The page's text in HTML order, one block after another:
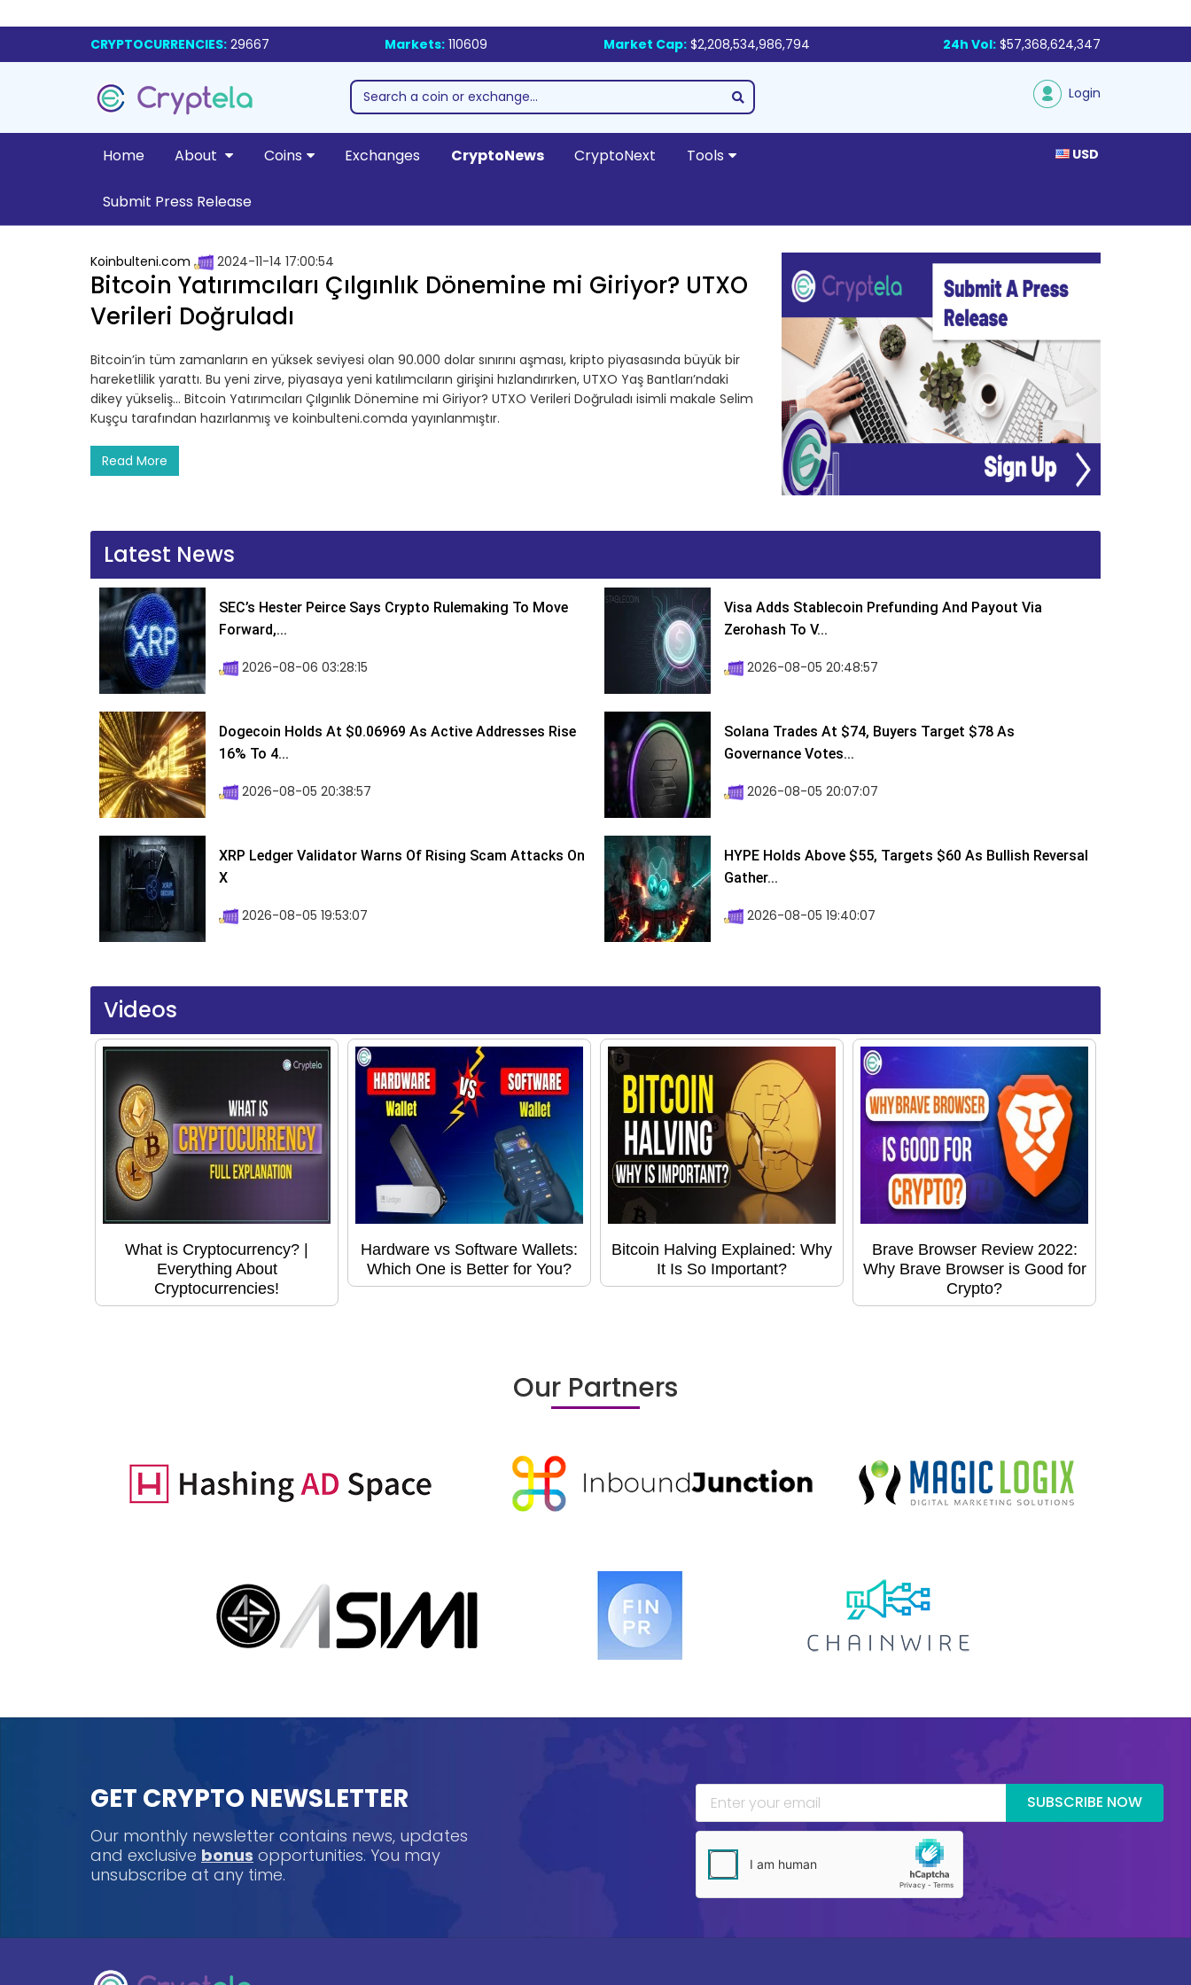
CRYPTOCURRENCIES: 29667 Markets: 110609 Market Cap: $2,208,534,986,794 24h Vol: $57,368,624,347
Login
Home About Coins Exchanges CryptoNews CryptoNext Tools
Submit Press Release
USD
Koinbulteni.com 2024-11-14 17:00:54
Bitcoin Yatırımcıları Çılgınlık Dönemine mi Giriyor? UTXO
Verileri Doğruladı
Bitcoin’in tüm zamanların en yüksek seviyesi olan 90.000 dolar sınırını aşması, kripto piyasasında büyük bir
hareketlilik yarattı. Bu yeni zirve, piyasaya yeni katılımcıların girişini hızlandırırken, UTXO Yaş Bantları’ndaki
dikey yükseliş… Bitcoin Yatırımcıları Çılgınlık Dönemine mi Giriyor? UTXO Verileri Doğruladı isimli makale Selim
Kuşçu tarafından hazırlanmış ve koinbulteni.comda yayınlanmıştır.
Read More
Latest News
SEC’s Hester Peirce Says Crypto Rulemaking To Move
Forward,...
2026-08-06 03:28:15
Visa Adds Stablecoin Prefunding And Payout Via
Zerohash To V...
2026-08-05 20:48:57
Dogecoin Holds At $0.06969 As Active Addresses Rise
16% To 4...
2026-08-05 20:38:57
Solana Trades At $74, Buyers Target $78 As
Governance Votes...
2026-08-05 20:07:07
XRP Ledger Validator Warns Of Rising Scam Attacks On
X
2026-08-05 19:53:07
HYPE Holds Above $55, Targets $60 As Bullish Reversal
Gather...
2026-08-05 19:40:07
Videos
What is Cryptocurrency? |
Everything About
Cryptocurrencies!
Hardware vs Software Wallets:
Which One is Better for You?
Bitcoin Halving Explained: Why
It Is So Important?
Brave Browser Review 2022:
Why Brave Browser is Good for
Crypto?
Our Partners
GET CRYPTO NEWSLETTER
Our monthly newsletter contains news, updates
and exclusive bonus opportunities. You may
unsubscribe at any time.
SUBSCRIBE NOW